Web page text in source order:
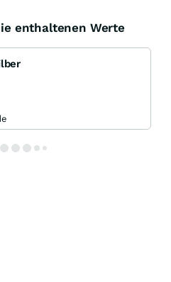
enthaltenen Werte